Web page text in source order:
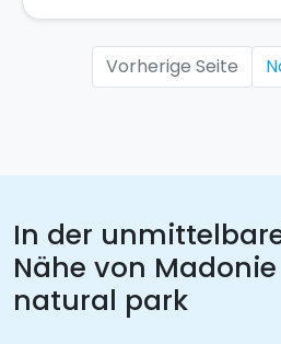
Vorherige Seite
In der
Nähe von Madonie
natural park